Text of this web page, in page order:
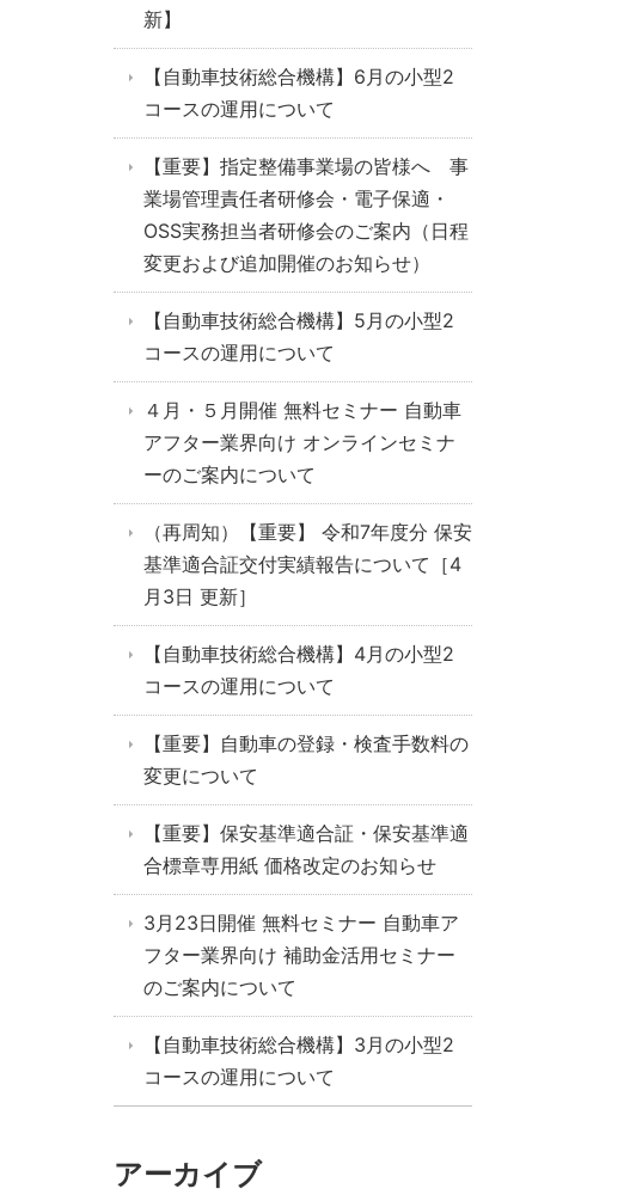
新】
【自動車技術総合機構】6月の小型2
コースの運用について
【重要】指定整備事業場の皆様へ 事
業場管理責任者研修会・電子保適・
OSS実務担当者研修会のご案内（日程
変更および追加開催のお知らせ）
【自動車技術総合機構】5月の小型2
コースの運用について
４月・５月開催 無料セミナー 自動車
アフター業界向け オンラインセミナ
ーのご案内について
（再周知）【重要】 令和7年度分 保安
基準適合証交付実績報告について［4
月3日 更新］
【自動車技術総合機構】4月の小型2
コースの運用について
【重要】自動車の登録・検査手数料の
変更について
【重要】保安基準適合証・保安基準適
合標章専用紙 価格改定のお知らせ
3月23日開催 無料セミナー 自動車ア
フター業界向け 補助金活用セミナー
のご案内について
【自動車技術総合機構】3月の小型2
コースの運用について
アーカイブ